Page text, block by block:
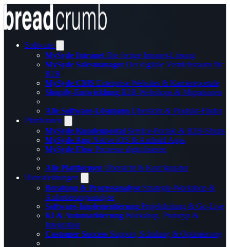
Software
MySyde Intranet Die fertige Intranet-Lösung
MySyde Salesmanager Der digitale Vertriebsraum für
B2B
MySyde CMS Enterprise Websites & Karriereportale
Shopify-Entwicklung B2B-Webshops & Migrationen
Alle Software-Lösungen Übersicht & Produkt-Finder
Plattformen
MySyde Kundenportal Service-Portale & B2B-Shops
MySyde App Native iOS & Android Apps
MySyde Flow Prozesse digitalisieren
Alle Plattformen Übersicht & Konfigurator
Dienstleistungen
Beratung & Prozessanalyse Strategie-Workshop &
Anforderungsanalyse
Software-Implementierung Projektleitung & Go-Live
KI & Automatisierung Workshop, Prototyp &
Integration
Customer Success Support, Schulung & Optimierung